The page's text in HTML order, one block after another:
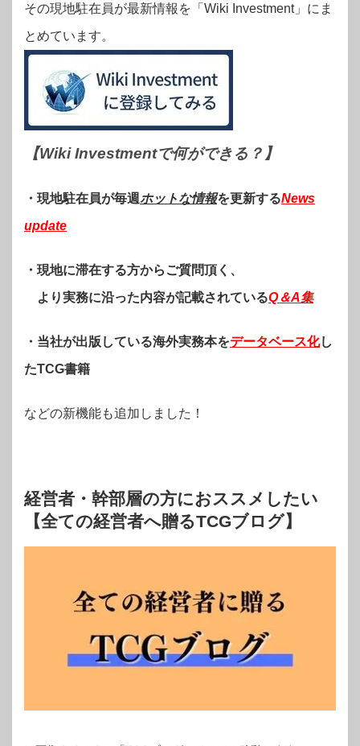
その現地駐在員が最新情報を「Wiki Investment」にま
とめています。
【Wiki Investmentで何ができる？ 】
・現地駐在員が毎週ホットな情報を更新するNews
update
・現地に滞在する方からご質問頂く、
より実務に沿った内容が記載されているQ＆A集
・当社が出版している海外実務本をデータベース化し
たTCG書籍
などの新機能も追加しました！
経営者・幹部層の方におススメしたい
【全ての経営者へ贈るTCGブログ】